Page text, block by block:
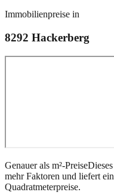
Immobilienpreise in
8292 Hackerberg
Genauer als m²-Preise
mehr Faktoren und liefert
Quadratmeterpreise.